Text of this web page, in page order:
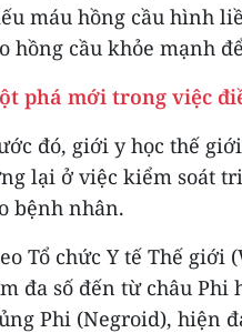
máu hồng cầu hình
hồng cầu khỏe mạnh
phá mới trong việc
đó, giới y học thế
lại ở việc kiểm soát
bệnh nhân.
Tổ chức Y tế Thế
đa số đến từ châu Phi
Phi (Negroid), hiện